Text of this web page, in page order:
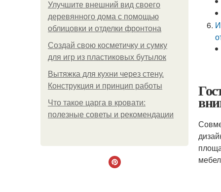
Улучшите внешний вид своего
деревянного дома с помощью
облицовки и отделки фронтона
Создай свою косметичку и сумку
для игр из пластиковых бутылок
Вытяжка для кухни через стену.
Конструкция и принцип работы
Что такое царга в кровати:
полезные советы и рекомендации